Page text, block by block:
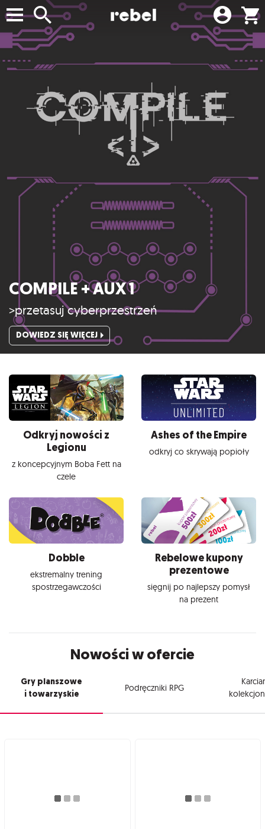
COMPILE + AUX 1
>przetasuj cyberprzestrzeń
DOWIEDZ SIĘ WIĘCEJ
Odkryj nowości z
Legionu
z koncepcyjnym Boba Fett na
czele
Ashes of the Empire
odkryj co skrywają popioły
Dobble
ekstremalny trening
spostrzegawczości
Rebelowe kupony
prezentowe
sięgnij po najlepszy pomysł
na prezent
Nowości w ofercie
Gry planszowe
i towarzyskie
Podręczniki RPG